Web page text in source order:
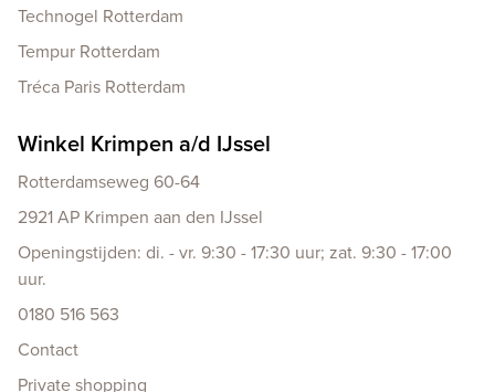
Technogel Rotterdam
Tempur Rotterdam
Tréca Paris Rotterdam
Winkel Krimpen a/d IJssel
Rotterdamseweg 60-64
2921 AP Krimpen aan den IJssel
Openingstijden: di. - vr. 9:30 - 17:30 uur; zat. 9:30 - 17:00
uur.
0180 516 563
Contact
Private shopping